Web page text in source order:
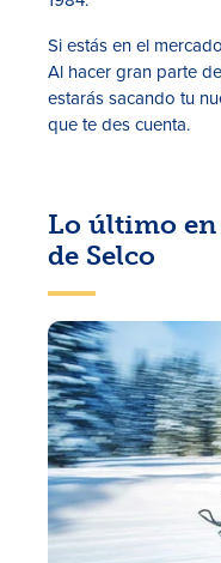
Si estás en el
Al hacer gran parte
estarás sacando tu
que te des cuenta.
Lo último
de Selco